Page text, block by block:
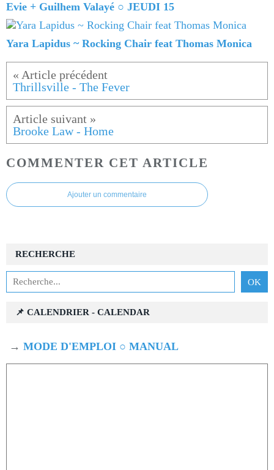
Evie + Guilhem Valayé ○ JEUDI 15
Yara Lapidus ~ Rocking Chair feat Thomas Monica
Thrillsville - The Fever
Brooke Law - Home
COMMENTER CET ARTICLE
Ajouter un commentaire
RECHERCHE
📌 CALENDRIER - CALENDAR
→ MODE D'EMPLOI ○ MANUAL